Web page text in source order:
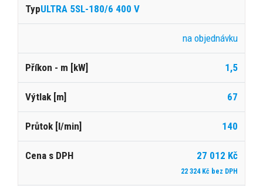
ULTRA 5SL-180/6 400 V
na objednávku
1,5
67
140
27 012 Kč
22 324 Kč bez DPH